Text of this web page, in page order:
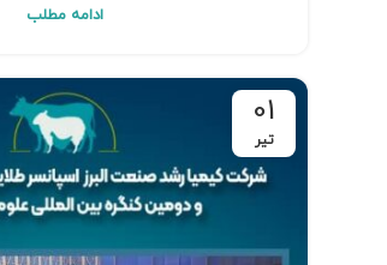
ادامه مطلب
01
تیر